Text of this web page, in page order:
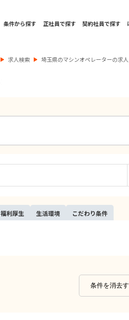
条件から探す 正社員で探す 契約社員で探す
求人検索 埼玉県のマシンオペレーターの求人
福利厚生 生活環境 こだわり条件
条件を消去